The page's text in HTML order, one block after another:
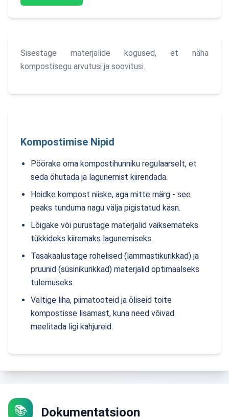
Sisestage materjalide kogused, et näha
kompostisegu arvutusi ja soovitusi.
Kompostimise Nipid
Pöörake oma kompostihunniku regulaarselt, et
seda õhutada ja lagunemist kiirendada.
Hoidke kompost niiske, aga mitte märg - see
peaks tunduma nagu välja pigistatud käsn.
Lõigake või purustage materjalid väiksemateks
tükkideks kiiremaks lagunemiseks.
Tasakaalustage rohelised (lämmastikurikkad) ja
pruunid (süsinikurikkad) materjalid optimaalseks
tulemuseks.
Vältige liha, piimatooteid ja õliseid toite
kompostisse lisamast, kuna need võivad
meelitada ligi kahjureid.
📚 Dokumentatsioon